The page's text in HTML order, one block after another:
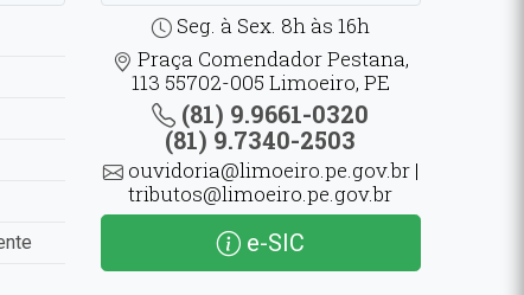
Seg. à Sex. 8h às 16h
Praça Comendador Pestana,
113 55702-005 Limoeiro, PE
(81) 9.9661-0320
(81) 9.7340-2503
ouvidoria@limoeiro.pe.gov.br |
tributos@limoeiro.pe.gov.br
e-SIC